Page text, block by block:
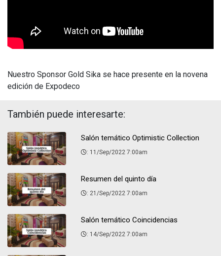
Nuestro Sponsor Gold Sika se hace presente en la novena
edición de Expodeco
También puede interesarte:
Salón temático Optimistic Collection
: 11/Sep/2022 7:00am
Resumen del quinto día
: 21/Sep/2022 7:00am
Salón temático Coincidencias
: 14/Sep/2022 7:00am